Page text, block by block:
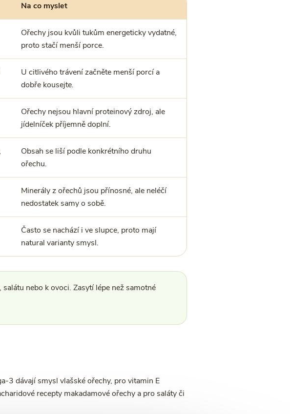
Na co myslet
Ořechy jsou kvůli tukům energeticky vydatné,
proto stačí menší porce.
U citlivého trávení začněte menší porcí a
dobře kousejte.
Ořechy nejsou hlavní proteinový zdroj, ale
jídelníček příjemně doplní.
Obsah se liší podle konkrétního druhu
ořechu.
Minerály z ořechů jsou přínosné, ale neléčí
nedostatek samy o sobě.
Často se nachází i ve slupce, proto mají
natural varianty smysl.
nebo k ovoci. Zasytí lépe než samotné
3 dávají smysl vlašské ořechy, pro vitamin E
recepty makadamové ořechy a pro saláty či